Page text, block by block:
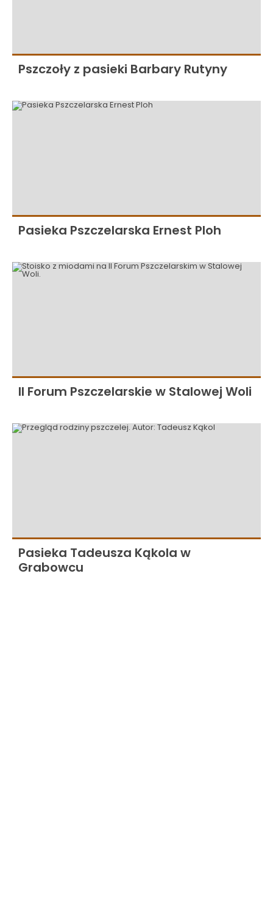
Pszczoły z pasieki Barbary Rutyny
Pasieka Pszczelarska Ernest Ploh
II Forum Pszczelarskie w Stalowej Woli
Pasieka Tadeusza Kąkola w
Grabowcu